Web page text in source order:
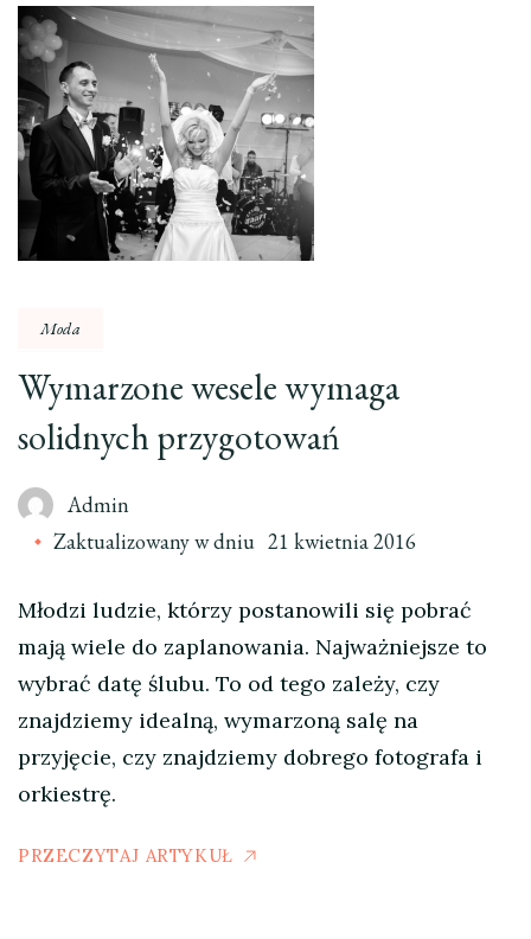
Moda
Wymarzone wesele wymaga
solidnych przygotowań
Admin
Zaktualizowany w dniu 21 kwietnia 2016
Młodzi ludzie, którzy postanowili się pobrać
mają wiele do zaplanowania. Najważniejsze to
wybrać datę ślubu. To od tego zależy, czy
znajdziemy idealną, wymarzoną salę na
przyjęcie, czy znajdziemy dobrego fotografa i
orkiestrę.
PRZECZYTAJ ARTYKUŁ